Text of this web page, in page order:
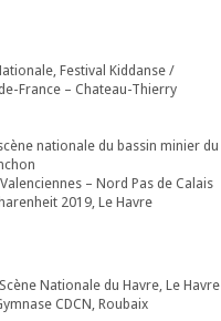
Festival Kiddanse /
France – Chateau-Thierry
nationale du bassin minier du
– Nord Pas de Calais
2019, Le Havre
Nationale du Havre, Le Havre
CDCN, Roubaix